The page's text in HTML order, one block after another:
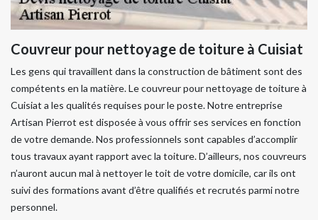
Couvreur pour nettoyage de toiture à Cuisiat
Les gens qui travaillent dans la construction de bâtiment sont des
compétents en la matière. Le couvreur pour nettoyage de toiture à
Cuisiat a les qualités requises pour le poste. Notre entreprise
Artisan Pierrot est disposée à vous offrir ses services en fonction
de votre demande. Nos professionnels sont capables d’accomplir
tous travaux ayant rapport avec la toiture. D’ailleurs, nos couvreurs
n’auront aucun mal à nettoyer le toit de votre domicile, car ils ont
suivi des formations avant d’être qualifiés et recrutés parmi notre
personnel.